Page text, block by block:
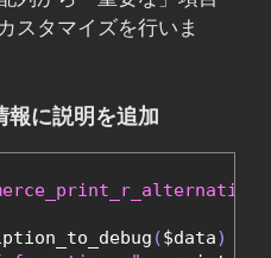
スタマイズを行いま
報に説明を追加
($data)